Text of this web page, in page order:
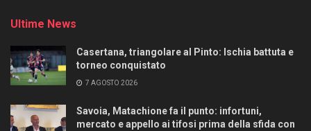
Ultime News
Casertana, triangolare al Pinto: Ischia battuta e
torneo conquistato
7 AGOSTO 2026
Savoia, Matachione fa il punto: infortuni,
mercato e appello ai tifosi prima della sfida con